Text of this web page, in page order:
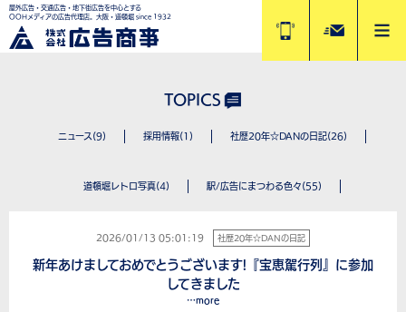
屋外広告・交通広告・地下街広告を中心とする
OOHメディアの広告代理店。大阪・道頓堀 since 1932
TOPICS
ニュース(9) 採用情報(1) 社歴20年☆DANの日記(26)
道頓堀レトロ写真(4) 駅/広告にまつわる色々(55)
新年あけましておめでとうございます!『宝恵駕行列』に参加
してきました
…more
社歴20年☆DANの日記
2026/01/13 05:01:19